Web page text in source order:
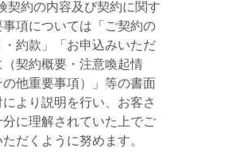
契約の内容及び契約に関す
事項については「ご契約の
・約款」「お申込みいただ
（契約概要・注意喚起情
の他重要事項）」等の書面
より説明を行い、お客さ
分に理解されていた上でご
だくように努めます。